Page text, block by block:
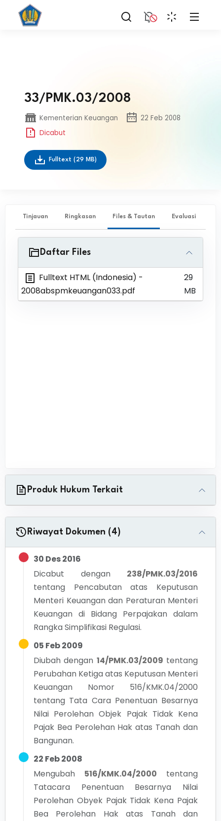
33/PMK.03/2008
Kementerian Keuangan
22 Feb 2008
Dicabut
Fulltext (29 MB)
Tinjauan Ringkasan Files & Tautan Evaluasi
Daftar Files
Fulltext HTML (Indonesia) -
2008abspmkeuangan033.pdf
29
MB
Produk Hukum Terkait
Riwayat Dokumen (4)
30 Des 2016
Dicabut dengan
238/PMK.03/2016
tentang Pencabutan atas Keputusan
Menteri Keuangan dan Peraturan Menteri
Keuangan di Bidang Perpajakan dalam
Rangka Simplifikasi Regulasi.
05 Feb 2009
Diubah dengan 14/PMK.03/2009 tentang
Perubahan Ketiga atas Keputusan Menteri
Keuangan Nomor 516/KMK.04/2000
tentang Tata Cara Penentuan Besarnya
Nilai Perolehan Objek Pajak Tidak Kena
Pajak Bea Perolehan Hak atas Tanah dan
Bangunan.
22 Feb 2008
Mengubah
516/KMK.04/2000
tentang
Tatacara Penentuan Besarnya Nilai
Perolehan Obyek Pajak Tidak Kena Pajak
Bea Perolehan Hak atas Tanah dan